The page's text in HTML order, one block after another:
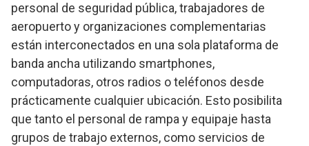
personal de seguridad pública, trabajadores de
aeropuerto y organizaciones complementarias
están interconectados en una sola plataforma de
banda ancha utilizando smartphones,
computadoras, otros radios o teléfonos desde
prácticamente cualquier ubicación. Esto posibilita
que tanto el personal de rampa y equipaje hasta
grupos de trabajo externos, como servicios de